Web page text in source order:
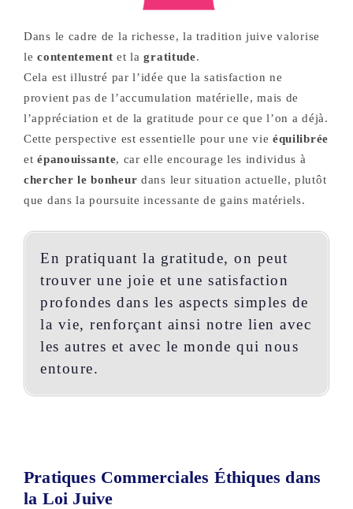
Dans le cadre de la richesse, la tradition juive valorise
lecontentement et lagratitude.
Cela est illustré par l’idée que la satisfaction ne
provient pas de l’accumulation matérielle, mais de
l’appréciation et de la gratitude pour ce que l’on a déjà.
Cette perspective est essentielle pour une vie équilibrée
etépanouissante, car elle encourage les individus à
chercher le bonheur dans leur situation actuelle, plutôt
que dans la poursuite incessante de gains matériels.
En pratiquant la gratitude, on peut
trouver une joie et une satisfaction
profondes dans les aspects simples de
la vie, renforçant ainsi notre lien avec
les autres et avec le monde qui nous
entoure.
Pratiques Commerciales Éthiques dans
la Loi Juive